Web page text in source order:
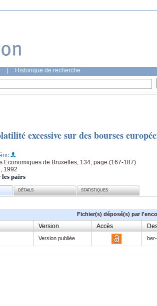
Historique de recherche
excessive sur des bourses
Economiques de Bruxelles, 134, page (167-187)
1992
pairs
DÉTAILS STATISTIQUES
Fichier(s) déposé(s) par
Version Accès
Version publiée